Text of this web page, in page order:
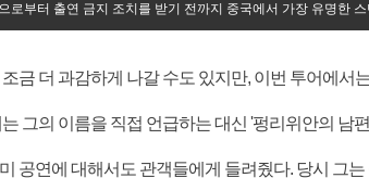
로부터 출연 금지 조치를 받기 전까지 중국에서 가장 유명한
금 더 과감하게 나갈 수도 있지만, 이번 투어에서
그의 이름을 직접 언급하는 대신 '펑리위안의 남
공연에 대해서도 관객들에게 들려줬다. 당시 그